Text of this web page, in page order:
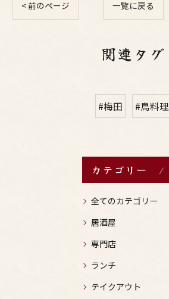
< 前のページ 一覧に戻る
関連タグ
#梅田 #鳥料理
カテゴリー
全てのカテゴリー
居酒屋
専門店
ランチ
テイクアウト